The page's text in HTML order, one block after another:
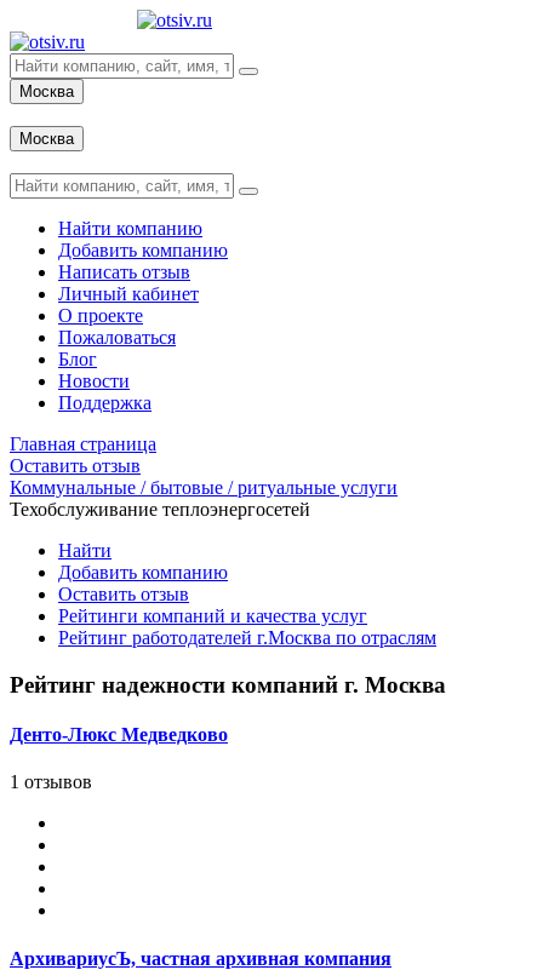
Москва
Москва
Найти компанию
Добавить компанию
Написать отзыв
Личный кабинет
О проекте
Пожаловаться
Блог
Новости
Поддержка
Главная страница
Оставить отзыв
Коммунальные / бытовые / ритуальные услуги
Техобслуживание теплоэнергосетей
Найти
Добавить компанию
Оставить отзыв
Рейтинги компаний и качества услуг
Рейтинг работодателей г.Москва по отраслям
Рейтинг надежности компаний г. Москва
Денто-Люкс Медведково
1 отзывов
АрхивариусЪ, частная архивная компания